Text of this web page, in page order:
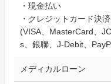
・現金払い
・クレジットカード決
(VISA、MasterCard、
s、銀聯、J-Debit、
メディカルローン